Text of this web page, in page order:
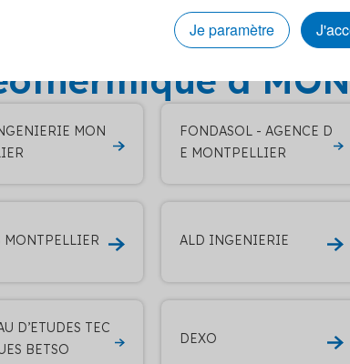
Je paramètre
entreprises RGE
à
MON
FONDASOL - AGENCE D
E MONTPELLIER
MONTPELLIER ALD INGENIERIE
D’ETUDES TEC
BETSO
DEXO